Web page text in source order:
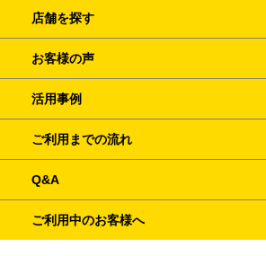
店舗を探す
お客様の声
活用事例
ご利用までの流れ
Q&A
ご利用中のお客様へ